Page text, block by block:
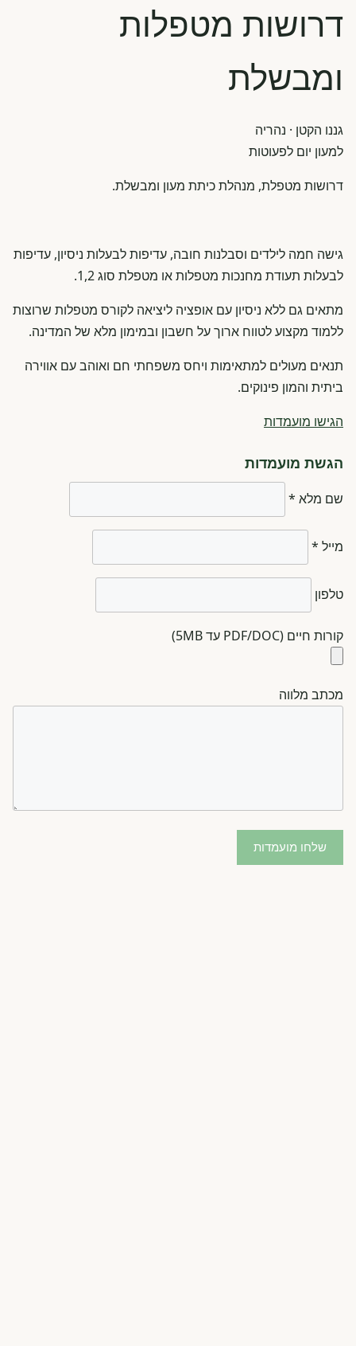
דרושות מטפלות
ומבשלת
גננו הקטן · נהריה
למעון יום לפעוטות
דרושות מטפלת, מנהלת כיתת מעון ומבשלת.
גישה חמה לילדים וסבלנות חובה, עדיפות לבעלות ניסיון, עדיפות
לבעלות תעודת מחנכות מטפלות או מטפלת סוג 1,2.
מתאים גם ללא ניסיון עם אופציה ליציאה לקורס מטפלות שרוצות
ללמוד מקצוע לטווח ארוך על חשבון ובמימון מלא של המדינה.
תנאים מעולים למתאימות ויחס משפחתי חם ואוהב עם אווירה
ביתית והמון פינוקים.
הגישו מועמדות
הגשת מועמדות
שם מלא *
מייל *
טלפון
קורות חיים (PDF/DOC עד 5MB)
מכתב מלווה
שלחו מועמדות